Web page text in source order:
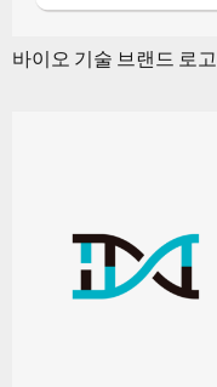
바이오 기술 브랜드 로고